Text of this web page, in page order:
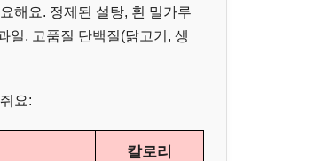
해요. 정제된 설탕, 흰 밀가루
일, 고품질 단백질(닭고기, 생
요:
칼로리